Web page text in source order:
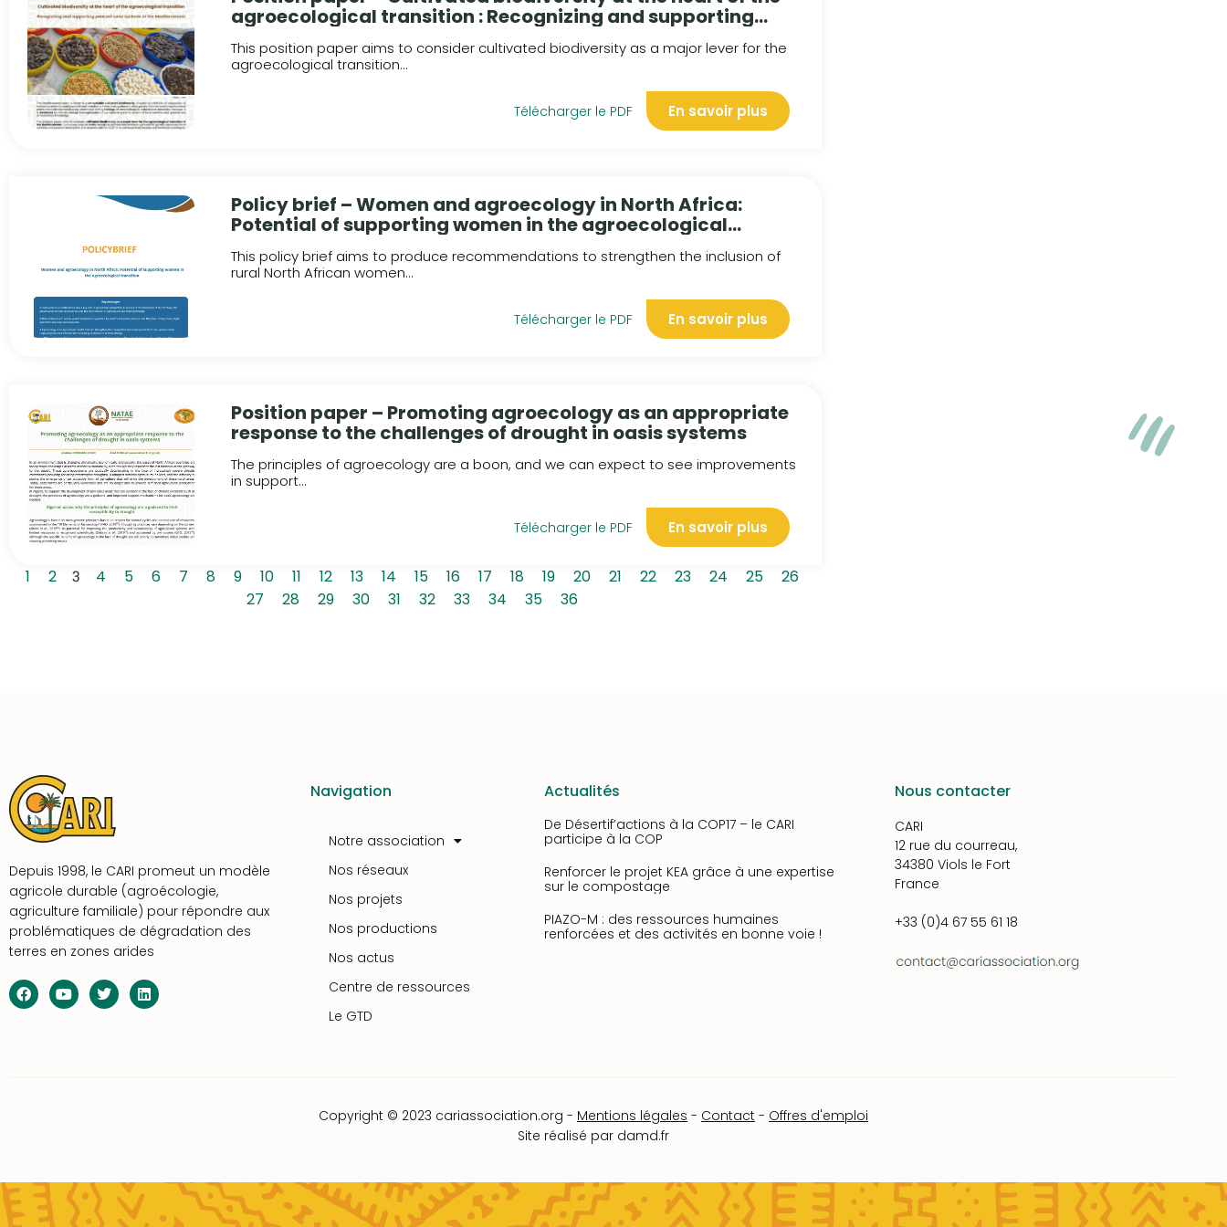
agroecological transition : Recognizing and supporting
peasant seed systems in the Mediterranean
This position paper aims to consider cultivated biodiversity as a major lever for the
agroecological transition...
Télécharger le PDF En savoir plus
Policy brief – Women and agroecology in North Africa:
Potential of supporting women in the agroecological
transition
This policy brief aims to produce recommendations to strengthen the inclusion of
rural North African women...
Télécharger le PDF En savoir plus
Position paper – Promoting agroecology as an appropriate
response to the challenges of drought in oasis systems
The principles of agroecology are a boon, and we can expect to see improvements
in support...
Télécharger le PDF En savoir plus
1 2 3 4 5 6 7 8 9 10 11 12 13 14 15 16 17 18 19 20 21 22 23 24 25
26
27
28 29 30 31 32 33 34 35 36
Depuis 1998, le CARI promeut un modèle
agricole durable (agroécologie,
agriculture familiale) pour répondre aux
problématiques de dégradation des
terres en zones arides
Navigation
Notre association
Nos réseaux
Nos projets
Nos productions
Nos actus
Centre de ressources
Le GTD
Actualités
De Désertif’actions à la COP17 – le CARI
participe à la COP
Renforcer le projet KEA grâce à une expertise
sur le compostage
PIAZO-M : des ressources humaines
renforcées et des activités en bonne voie !
Nous contacter
CARI
12 rue du courreau,
34380 Viols le Fort
France
+33 (0)4 67 55 61 18
Copyright © 2023 cariassociation.org - Mentions légales - Contact - Offres d'emploi
Site réalisé par damd.fr